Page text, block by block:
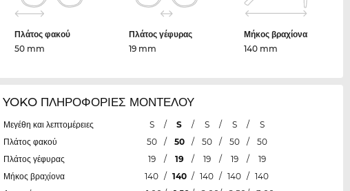
Πλάτος φακού
50 mm
Πλάτος γέφυρας
19 mm
Μήκος βραχίονα
140 mm
YOKO ΠΛΗΡΟΦΟΡΙΕΣ ΜΟΝΤΕΛΟΥ
Μεγέθη και λεπτομέρειες S / S / S / S /
S
Πλάτος φακού
50 / 50 / 50 / 50 /
50
Πλάτος γέφυρας
19 / 19 / 19 / 19 /
19
Μήκος βραχίονα
140 / 140 / 140 / 140 / 140